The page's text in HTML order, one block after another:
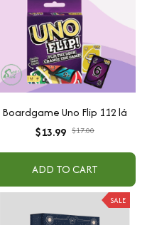
Boardgame Uno Flip 112 lá
$13.99 $17.00
ADD TO CART
SALE